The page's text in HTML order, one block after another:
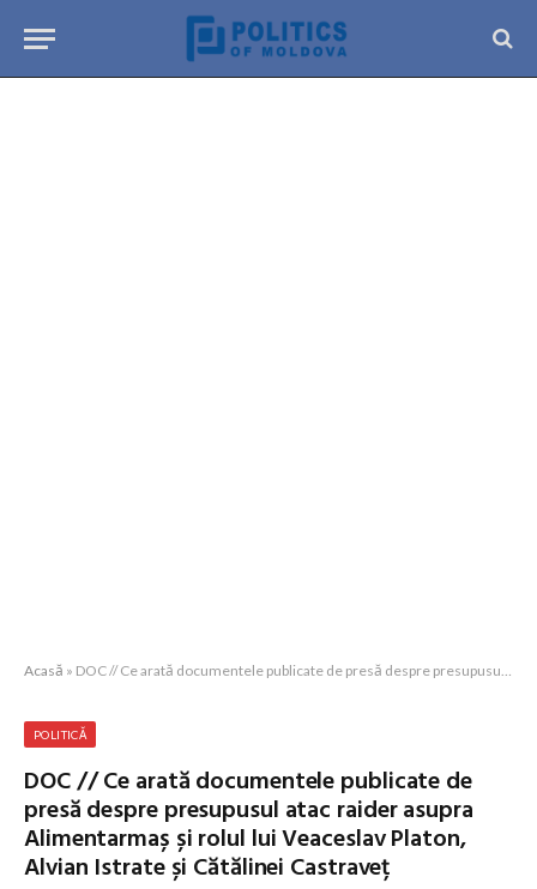
Acasă » DOC // Ce arată documentele publicate de presă despre presupusul atac raider asupra Alimentarmaș și rolul lui Veaceslav Platon, Alvian Istrate și Cătălinei Castraveț
POLITICĂ
DOC // Ce arată documentele publicate de
presă despre presupusul atac raider asupra
Alimentarmaș și rolul lui Veaceslav Platon,
Alvian Istrate și Cătălinei Castraveț